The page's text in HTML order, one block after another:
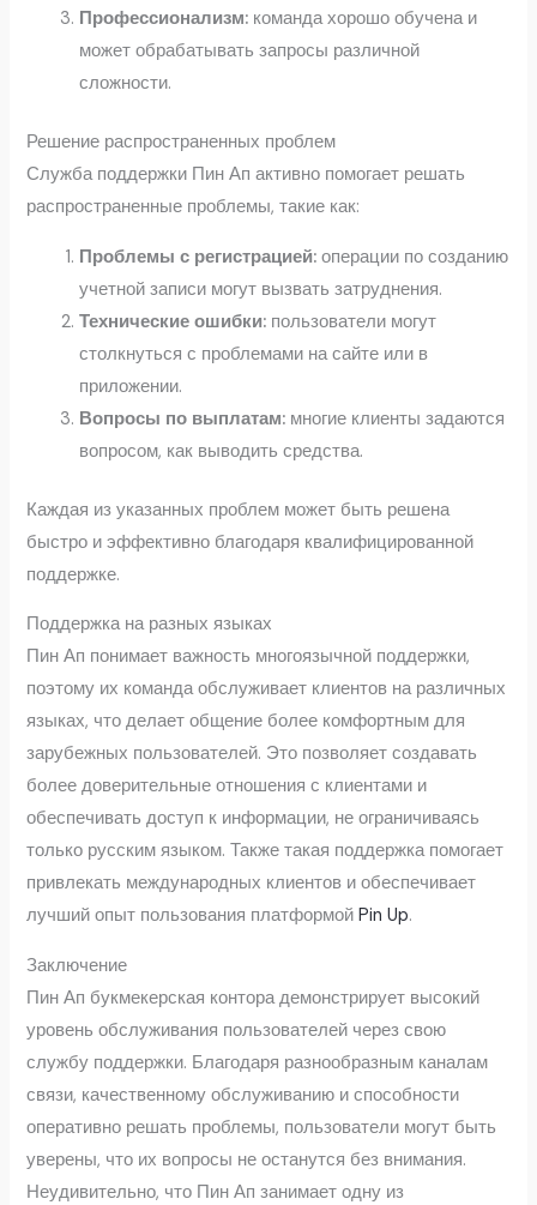
Профессионализм: команда хорошо обучена и
может обрабатывать запросы различной
сложности.
Решение распространенных проблем
Служба поддержки Пин Ап активно помогает решать
распространенные проблемы, такие как:
Проблемы с регистрацией: операции по созданию
учетной записи могут вызвать затруднения.
Технические ошибки: пользователи могут
столкнуться с проблемами на сайте или в
приложении.
Вопросы по выплатам: многие клиенты задаются
вопросом, как выводить средства.
Каждая из указанных проблем может быть решена
быстро и эффективно благодаря квалифицированной
поддержке.
Поддержка на разных языках
Пин Ап понимает важность многоязычной поддержки,
поэтому их команда обслуживает клиентов на различных
языках, что делает общение более комфортным для
зарубежных пользователей. Это позволяет создавать
более доверительные отношения с клиентами и
обеспечивать доступ к информации, не ограничиваясь
только русским языком. Также такая поддержка помогает
привлекать международных клиентов и обеспечивает
лучший опыт пользования платформойPin Up.
Заключение
Пин Ап букмекерская контора демонстрирует высокий
уровень обслуживания пользователей через свою
службу поддержки. Благодаря разнообразным каналам
связи, качественному обслуживанию и способности
оперативно решать проблемы, пользователи могут быть
уверены, что их вопросы не останутся без внимания.
Неудивительно, что Пин Ап занимает одну из